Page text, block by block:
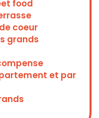
food
coeur
grands
et par